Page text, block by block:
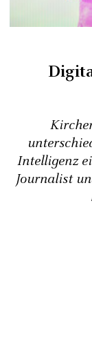
Intelligenz
Journalist